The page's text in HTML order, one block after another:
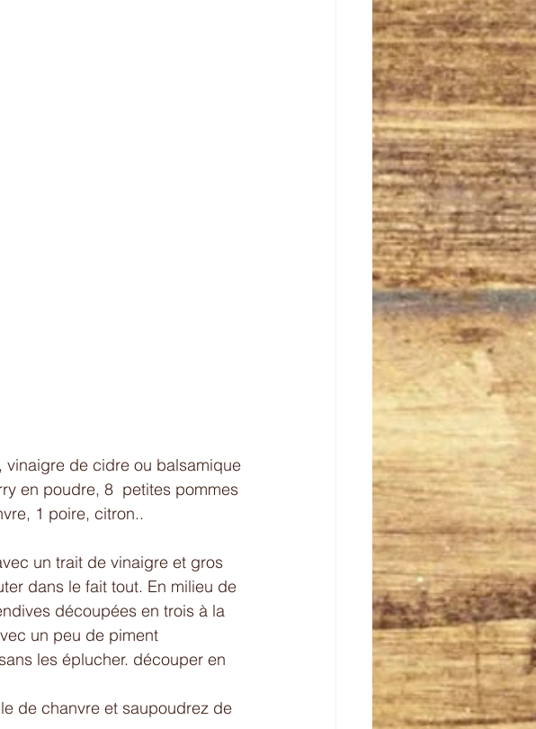
vinaigre de cidre ou balsamique
en poudre, 8  petites pommes
1 poire, citron..
un trait de vinaigre et gros
dans le fait tout. En milieu de
découpées en trois à la
un peu de piment
les éplucher. découper en
de chanvre et saupoudrez de